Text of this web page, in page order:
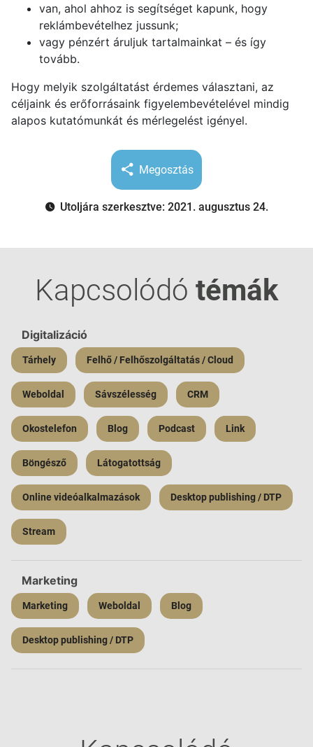
van, ahol ahhoz is segítséget kapunk, hogy
reklámbevételhez jussunk;
vagy pénzért áruljuk tartalmainkat – és így
tovább.
Hogy melyik szolgáltatást érdemes választani, az
céljaink és erőforrásaink figyelembevételével mindig
alapos kutatómunkát és mérlegelést igényel.
Megosztás
Utoljára szerkesztve: 2021. augusztus 24.
Kapcsolódó témák
Digitalizáció
Tárhely Felhő / Felhőszolgáltatás / Cloud
Weboldal Sávszélesség CRM
Okostelefon Blog Podcast Link
Böngésző Látogatottság
Online videóalkalmazások Desktop publishing / DTP
Stream
Marketing
Marketing Weboldal Blog
Desktop publishing / DTP